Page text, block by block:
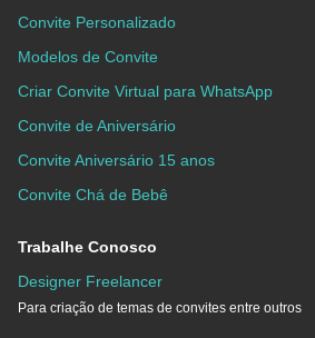
Convite Personalizado
Modelos de Convite
Criar Convite Virtual para WhatsApp
Convite de Aniversário
Convite Aniversário 15 anos
Convite Chá de Bebê
Trabalhe Conosco
Designer Freelancer
Para criação de temas de convites entre outros